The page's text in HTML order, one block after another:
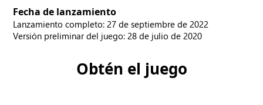
Fecha de lanzamiento
Lanzamiento completo: 27 de septiembre de 2022
Versión preliminar del juego: 28 de julio de 2020
Obtén el juego